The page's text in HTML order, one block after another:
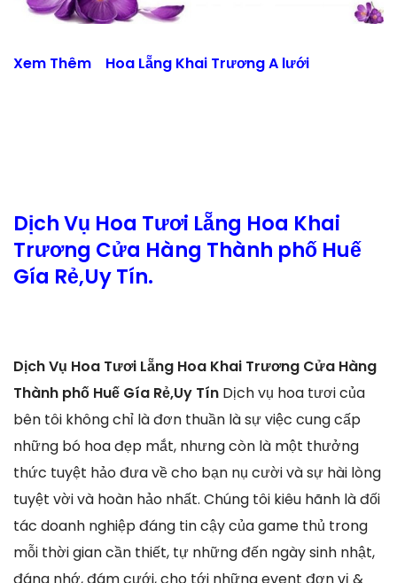
Xem Thêm Hoa Lẵng Khai Trương A lưới
Dịch Vụ Hoa Tươi Lẵng Hoa Khai
Trương Cửa Hàng Thành phố Huế
Gía Rẻ,Uy Tín.
Dịch Vụ Hoa Tươi Lẵng Hoa Khai Trương Cửa Hàng
Thành phố Huế Gía Rẻ,Uy Tín Dịch vụ hoa tươi của
bên tôi không chỉ là đơn thuần là sự việc cung cấp
những bó hoa đẹp mắt, nhưng còn là một thưởng
thức tuyệt hảo đưa về cho bạn nụ cười và sự hài lòng
tuyệt vời và hoàn hảo nhất. Chúng tôi kiêu hãnh là đối
tác doanh nghiệp đáng tin cậy của game thủ trong
mỗi thời gian cần thiết, tự những đến ngày sinh nhật,
đáng nhớ, đám cưới, cho tới những event đơn vị &